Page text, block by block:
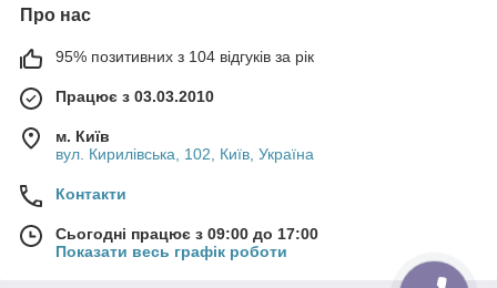
Про нас
95% позитивних з 104 відгуків за рік
Працює з 03.03.2010
м. Київ
вул. Кирилівська, 102, Київ, Україна
Контакти
Сьогодні працює з 09:00 до 17:00
Показати весь графік роботи